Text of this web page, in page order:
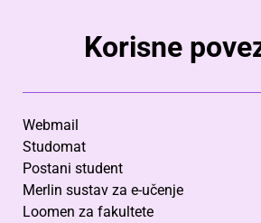
Korisne
Webmail
Studomat
Postani student
Merlin sustav za e-učenje
Loomen za fakultete